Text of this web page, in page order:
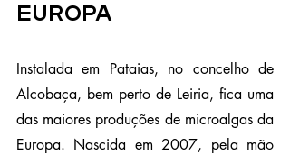
Europa
Instalada em Pataias, no concelho de
Alcobaça, bem perto de Leiria, fica uma
das maiores produções de microalgas da
Europa. Nascida em 2007, pela mão